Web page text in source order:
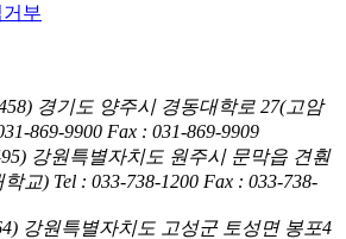
부
경기도 양주시 경동대학로 27(고암
869-9900 Fax : 031-869-9909
강원특별자치도 원주시 문막읍 견훤
학교) Tel : 033-738-1200 Fax : 033-738-
강원특별자치도 고성군 토성면 봉포4